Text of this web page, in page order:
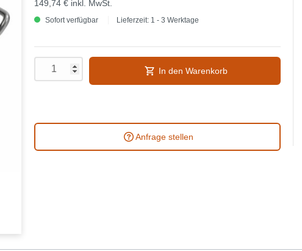
149,74 € inkl. MwSt.
Sofort verfügbar Lieferzeit: 1 - 3 Werktage
In den Warenkorb
Anfrage stellen